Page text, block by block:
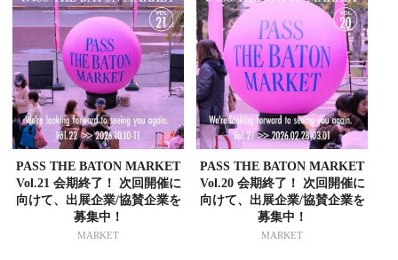
PASS THE BATON MARKET
Vol.21 会期終了！ 次回開催に
向けて、出展企業/協賛企業を
募集中！
MARKET
PASS THE BATON MARKET
Vol.20 会期終了！ 次回開催に
向けて、出展企業/協賛企業を
募集中！
MARKET